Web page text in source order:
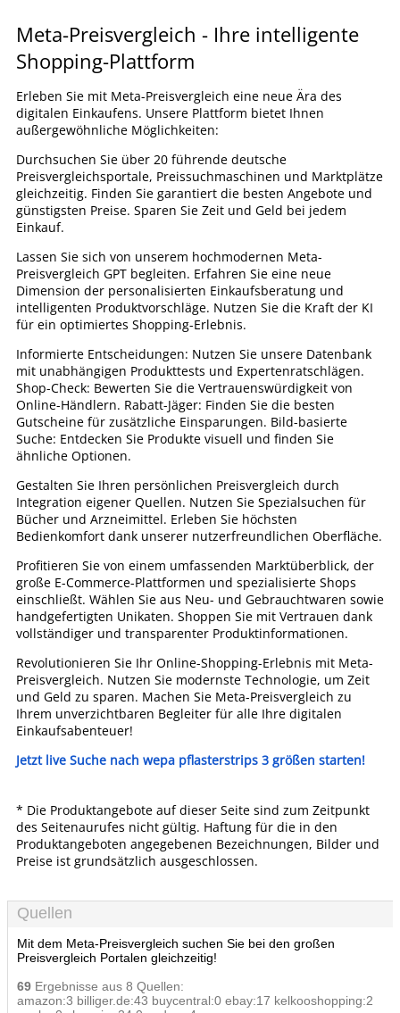
Meta-Preisvergleich - Ihre intelligente
Shopping-Plattform
Erleben Sie mit Meta-Preisvergleich eine neue Ära des
digitalen Einkaufens. Unsere Plattform bietet Ihnen
außergewöhnliche Möglichkeiten:
Durchsuchen Sie über 20 führende deutsche
Preisvergleichsportale, Preissuchmaschinen und Marktplätze
gleichzeitig. Finden Sie garantiert die besten Angebote und
günstigsten Preise. Sparen Sie Zeit und Geld bei jedem
Einkauf.
Lassen Sie sich von unserem hochmodernen Meta-
Preisvergleich GPT begleiten. Erfahren Sie eine neue
Dimension der personalisierten Einkaufsberatung und
intelligenten Produktvorschläge. Nutzen Sie die Kraft der KI
für ein optimiertes Shopping-Erlebnis.
Informierte Entscheidungen: Nutzen Sie unsere Datenbank
mit unabhängigen Produkttests und Expertenratschlägen.
Shop-Check: Bewerten Sie die Vertrauenswürdigkeit von
Online-Händlern. Rabatt-Jäger: Finden Sie die besten
Gutscheine für zusätzliche Einsparungen. Bild-basierte
Suche: Entdecken Sie Produkte visuell und finden Sie
ähnliche Optionen.
Gestalten Sie Ihren persönlichen Preisvergleich durch
Integration eigener Quellen. Nutzen Sie Spezialsuchen für
Bücher und Arzneimittel. Erleben Sie höchsten
Bedienkomfort dank unserer nutzerfreundlichen Oberfläche.
Profitieren Sie von einem umfassenden Marktüberblick, der
große E-Commerce-Plattformen und spezialisierte Shops
einschließt. Wählen Sie aus Neu- und Gebrauchtwaren sowie
handgefertigten Unikaten. Shoppen Sie mit Vertrauen dank
vollständiger und transparenter Produktinformationen.
Revolutionieren Sie Ihr Online-Shopping-Erlebnis mit Meta-
Preisvergleich. Nutzen Sie modernste Technologie, um Zeit
und Geld zu sparen. Machen Sie Meta-Preisvergleich zu
Ihrem unverzichtbaren Begleiter für alle Ihre digitalen
Einkaufsabenteuer!
Jetzt live Suche nach wepa pflasterstrips 3 größen starten!
* Die Produktangebote auf dieser Seite sind zum Zeitpunkt
des Seitenaurufes nicht gültig. Haftung für die in den
Produktangeboten angegebenen Bezeichnungen, Bilder und
Preise ist grundsätzlich ausgeschlossen.
Quellen
Mit dem Meta-Preisvergleich suchen Sie bei den großen
Preisvergleich Portalen gleichzeitig!
69 Ergebnisse aus 8 Quellen:
amazon:3 billiger.de:43 buycentral:0 ebay:17 kelkooshopping:2